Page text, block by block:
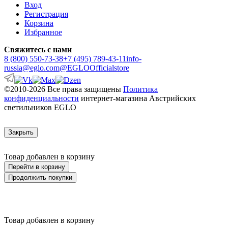
Вход
Регистрация
Корзина
Избранное
Свяжитесь с нами
8 (800) 550-73-38+7 (495) 789-43-11info-
russia@eglo.com@EGLOOfficialstore
©2010-2026 Все права защищены Политика
конфиденциальности интернет-магазина Австрийских
светильников EGLO
Закрыть
Товар добавлен в корзину
Перейти в корзину
Продолжить покупки
Товар добавлен в корзину